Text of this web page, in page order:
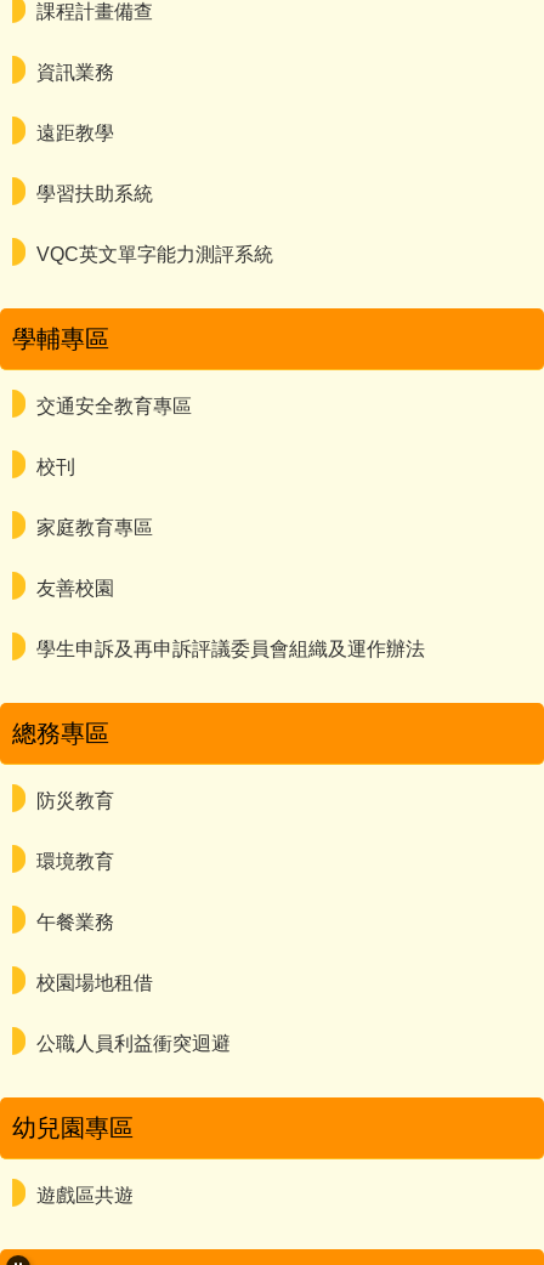
課程計畫備查
資訊業務
遠距教學
學習扶助系統
VQC英文單字能力測評系統
學輔專區
交通安全教育專區
校刊
家庭教育專區
友善校園
學生申訴及再申訴評議委員會組織及運作辦法
總務專區
防災教育
環境教育
午餐業務
校園場地租借
公職人員利益衝突迴避
幼兒園專區
遊戲區共遊